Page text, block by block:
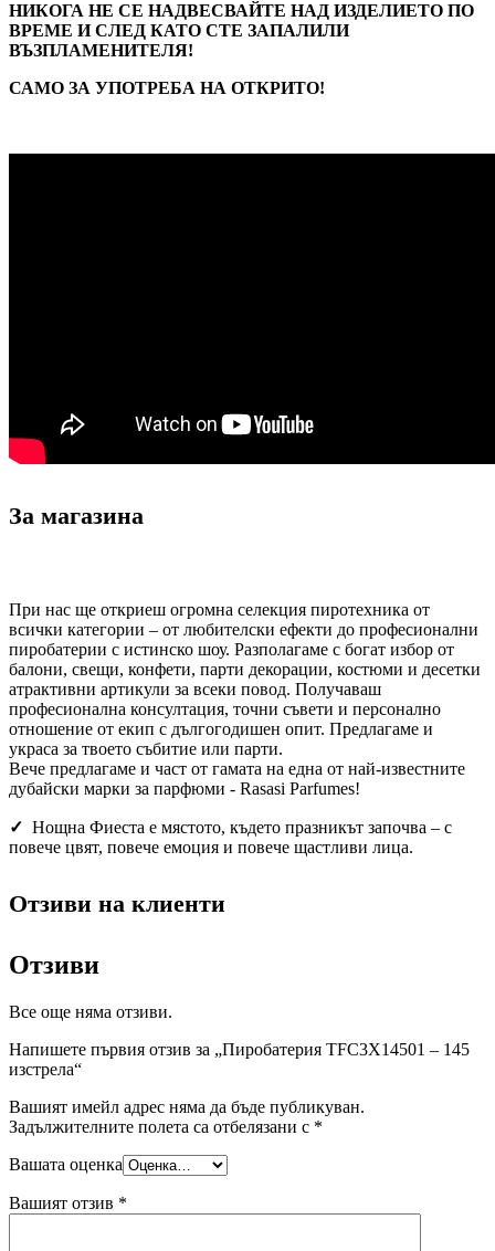
НИКОГА НЕ СЕ НАДВЕСВАЙТЕ НАД ИЗДЕЛИЕТО ПО
ВРЕМЕ И СЛЕД КАТО СТЕ ЗАПАЛИЛИ
ВЪЗПЛАМЕНИТЕЛЯ!
САМО ЗА УПОТРЕБА НА ОТКРИТО!
За магазина
При нас ще откриеш огромна селекция пиротехника от
всички категории – от любителски ефекти до професионални
пиробатерии с истинско шоу. Разполагаме с богат избор от
балони, свещи, конфети, парти декорации, костюми и десетки
атрактивни артикули за всеки повод. Получаваш
професионална консултация, точни съвети и персонално
отношение от екип с дългогодишен опит. Предлагаме и
украса за твоето събитие или парти.
Вече предлагаме и част от гамата на една от най-известните
дубайски марки за парфюми - Rasasi Parfumes!
✓ Нощна Фиеста е мястото, където празникът започва – с
повече цвят, повече емоция и повече щастливи лица.
Отзиви на клиенти
Отзиви
Все още няма отзиви.
Напишете първия отзив за „Пиробатерия TFC3X14501 – 145
изстрела“
Вашият имейл адрес няма да бъде публикуван.
Задължителните полета са отбелязани с *
Вашата оценка
Вашият отзив *